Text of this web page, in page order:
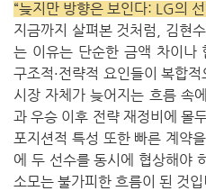
“늦지만 방향은 보인다: LG의
지금까지 살펴본 것처럼, 김현
는 이유는 단순한 금액 차이나
구조적·전략적 요인들이 복합
시장 자체가 늦어지는 흐름 속
과 우승 이후 전략 재정비에 몰
포지션적 특성 또한 빠른 계약
에 두 선수를 동시에 협상해야
소모는 불가피한 흐름이 된 것